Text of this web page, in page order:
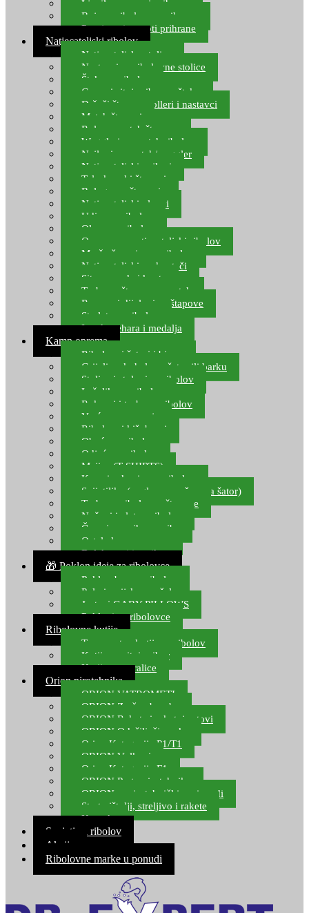
Ljepilo za crve i prihranu
Boje za ribolovnu prihranu
Provjereni recepti prihrane
Natjecateljski ribolov
Natjecateljske stolice
Nastavci za ribolovne stolice
Šteke za ribolov
Gume i sitni pribor za šteku
Držači štapova rolleri i nastavci
Match štapovi
Role za match štapove
Waggleri za match ribolov
Najloni za match/waggler
Natjecateljski najloni
Teleskopski štapovi
Bolognese štapovi
Natjecateljski plovci
Udice za ribolov
Olovo za ribolov
Oprema za natjecateljski ribolov
Mreže čuvarice za ribolov
Natjecateljski podmetači
Sito, posude i kante
Torbe za štapove – match
Rezervni dijelovi za štapove
Starlete za ribolov
Izrada pehara i medalja
Kamp oprema
Ribolovni šatori i bivvy
Grijalice, kuhala za šator ili barku
Stolice i stolovi za ribolov
Ležaljke za ribolov
Ruksaci i torbe za ribolov
Vreće za spavanje
Ribolovni kišobrani
Obuća za ribolov
Odjeća za ribolov
Majice (T-SHIRTS)
Kape i rukavice za ribolov
Svijetiljke (naglavne, ručne, za šator)
Torbe za ribolovne štapove
Noževi i alat za ribolov
Čamci za prihranu ribe
Ostala kamp oprema
Dalekozori i optika
🎁 Poklon ideje za ribolovce
Poklon bon za ribolov
Polarizacijske naočale
Jastuci GABY PILLOWS
Pokloni za ribolovce
Ribolovne kutije
Transportne kutije za ribolov
Kutije za sitni pribor
Kutije za varalice
Orion pirotehnika
ORION VATROMETI
ORION Zračne bombe
ORION Rakete i raketni setovi
ORION Odašiljači zvuka
Orion Kategorija P1/T1
ORION Vulkani
Orion Kategorija F1
ORION Party pirotehnika
ORION nepirotehnički proizvodi
Start pištolji, streljivo i rakete
Kontakt
Savjeti za ribolov
Akcija
Ribolovne marke u ponudi